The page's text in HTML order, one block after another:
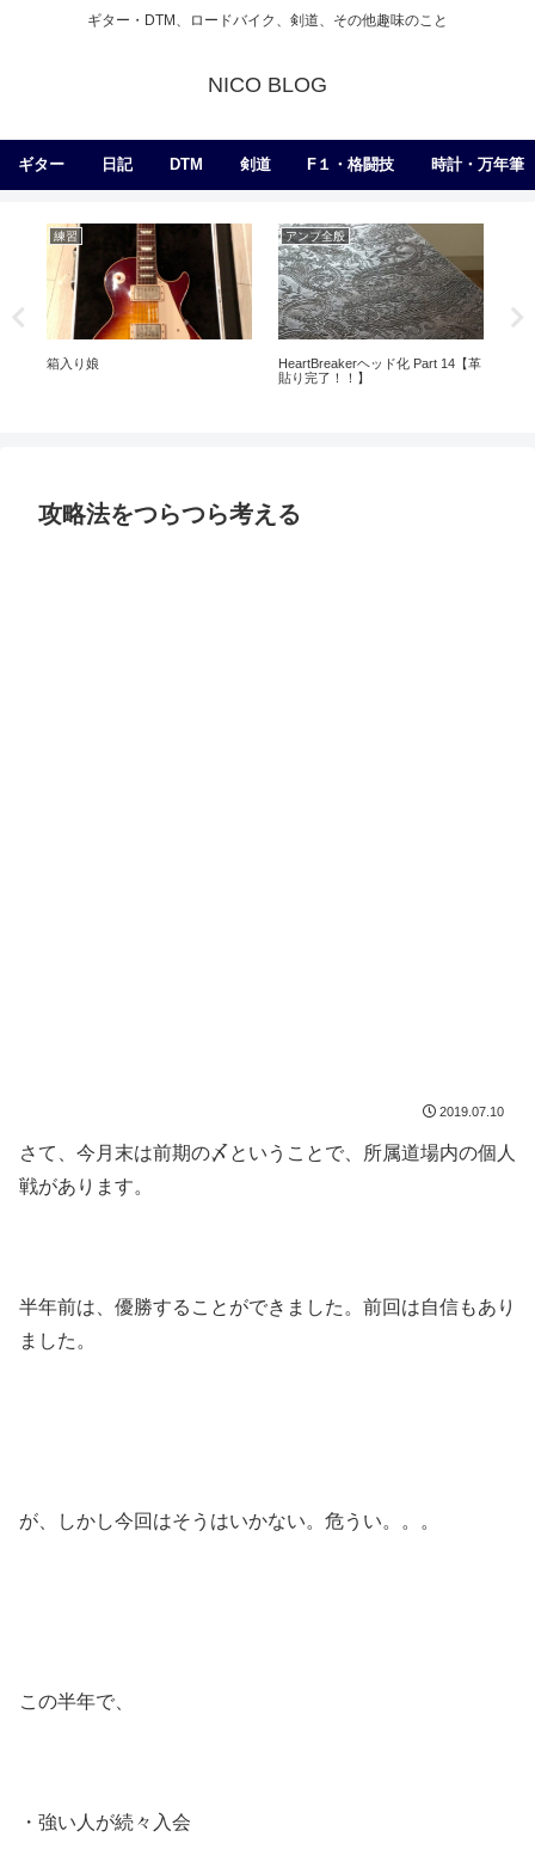
ギター・DTM、ロードバイク、剣道、その他趣味のこと
NICO BLOG
ギター 日記 DTM 剣道 F１・格闘技 時計・万年筆
練習
箱入り娘
アンプ全般
HeartBreakerヘッド化 Part 14【革
貼り完了！！】
攻略法をつらつら考える
2019.07.10
さて、今月末は前期の〆ということで、所属道場内の個人
戦があります。
半年前は、優勝することができました。前回は自信もあり
ました。
が、しかし今回はそうはいかない。危うい。。。
この半年で、
・強い人が続々入会